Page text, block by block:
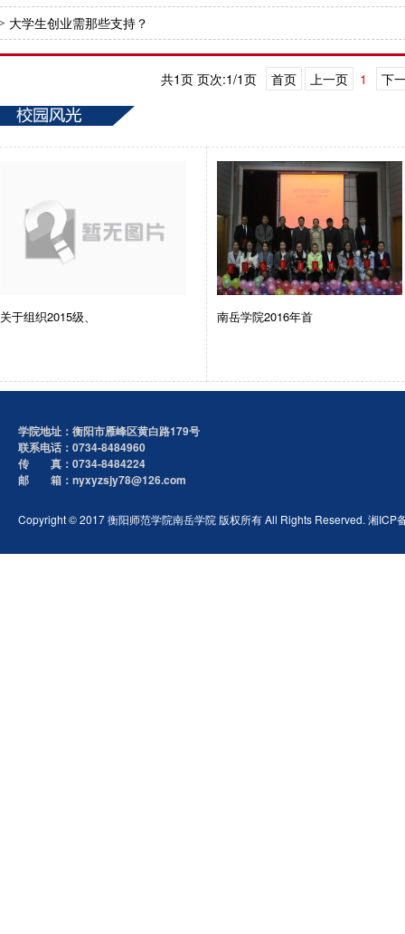
大学生创业需那些支持？
共1页 页次:1/1页 首页 上一页 1 下
关于组织2015级、 南岳学院2016年首
学院地址：衡阳市雁峰区黄白路179号
联系电话：0734-8484960
传 真：0734-8484224
邮 箱：nyxyzsjy78@126.com
Copyright © 2017 衡阳师范学院南岳学院 版权所有 All Rights Reserved. 湘ICP